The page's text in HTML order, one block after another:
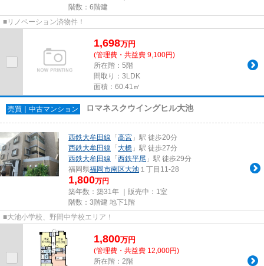
階数：6階建
■リノベーション済物件！
1,698万円
(管理費・共益費 9,100円)
所在階：5階
間取り：3LDK
面積：60.41㎡
売買｜中古マンション ロマネスクウイングヒル大池
西鉄大牟田線 「 高宮 」駅 徒歩20分
西鉄大牟田線 「 大橋 」駅 徒歩27分
西鉄大牟田線 「 西鉄平尾 」駅 徒歩29分
福岡県福岡市南区大池 １丁目11-28
1,800万円
築年数：築31年 ｜販売中： 1室
階数：3階建 地下1階
■大池小学校、野間中学校エリア！
1,800万円
(管理費・共益費 12,000円)
所在階：2階